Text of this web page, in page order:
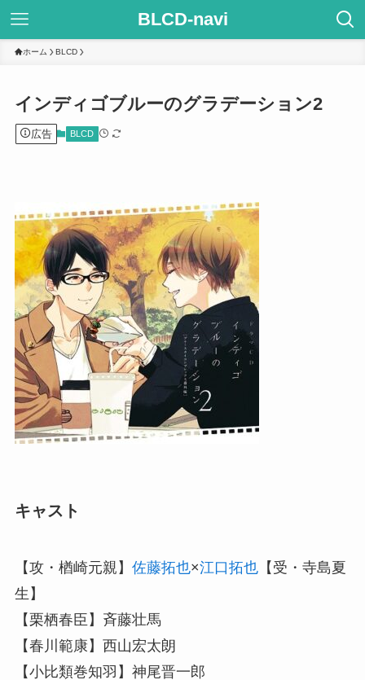
BLCD-navi
ホーム BLCD
インディゴブルーのグラデーション2
広告 BLCD
キャスト
【攻・楢崎元親】 佐藤拓也×江口拓也【受・寺島夏
生】
【栗栖春臣】斉藤壮馬
【春川範康】西山宏太朗
【小比類巻知羽】神尾晋一郎